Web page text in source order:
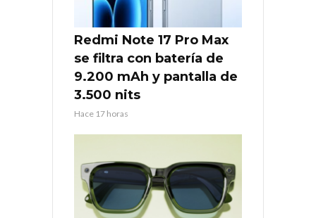
Redmi Note 17 Pro Max
se filtra con batería de
9.200 mAh y pantalla de
3.500 nits
Hace 17 horas